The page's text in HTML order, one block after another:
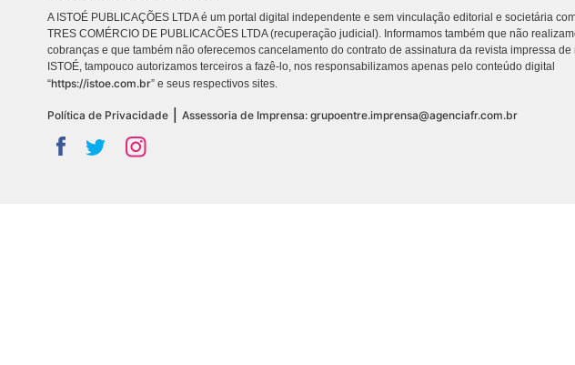
A ISTOÉ PUBLICAÇÕES LTDA é um portal digital independente e sem vinculação editorial e societária
TRES COMÉRCIO DE PUBLICACÕES LTDA (recuperação judicial). Informamos também que não
cobranças e que também não oferecemos cancelamento do contrato de assinatura da revista impressa de
ISTOÉ, tampouco autorizamos terceiros a fazê-lo, nos responsabilizamos apenas pelo conteúdo digital
“https://istoe.com.br” e seus respectivos sites.
Política de Privacidade Assessoria de Imprensa: grupoentre.imprensa@agenciafr.com.br